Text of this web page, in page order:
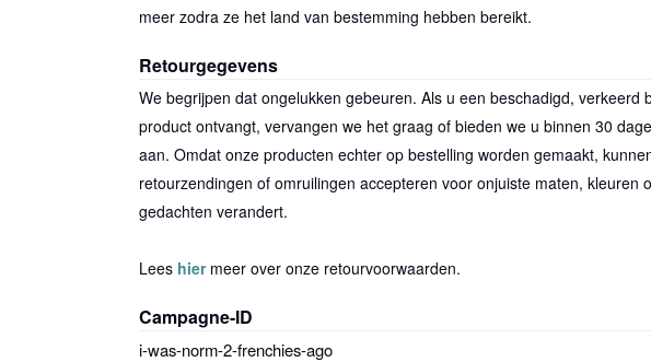
meer zodra ze het land van bestemming hebben bereikt.
Retourgegevens
We begrijpen dat ongelukken gebeuren. Als u een beschadigd, verkeerd
product ontvangt, vervangen we het graag of bieden we u binnen 30
aan. Omdat onze producten echter op bestelling worden gemaakt,
retourzendingen of omruilingen accepteren voor onjuiste maten, kleuren
gedachten verandert.
Lees hiermeer over onze retourvoorwaarden.
Campagne-ID
i-was-norm-2-frenchies-ago